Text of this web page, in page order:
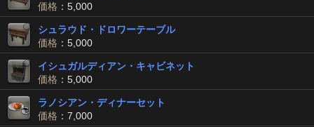
価格 ：5,000
シュラウド・ドロワーテーブル
価格 ：5,000
イシュガルディアン・キャビネット
価格 ：5,000
ラノシアン・ディナーセット
価格 ：7,000